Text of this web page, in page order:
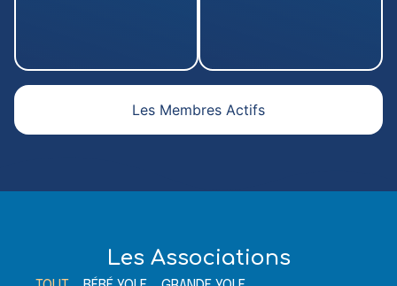
Les Membres Actifs
Les Associations